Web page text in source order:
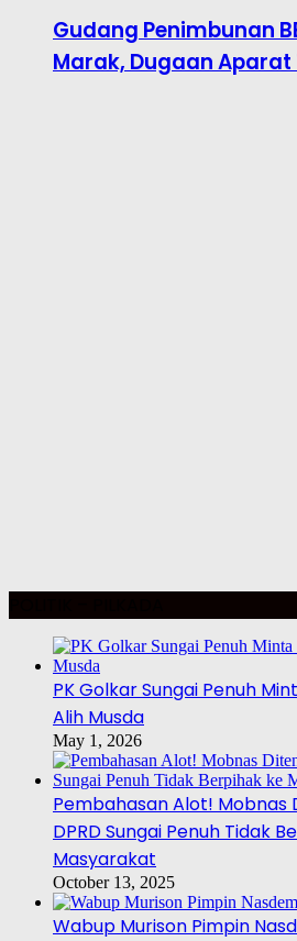
Gudang Penimbunan
Marak, Dugaan
PK Golkar Sungai Penuh
Alih Musda
May 1, 2026
Pembahasan Alot! Mobnas
DPRD Sungai Penuh Tidak
Masyarakat
October 13, 2025
Wabup Murison Pimpin